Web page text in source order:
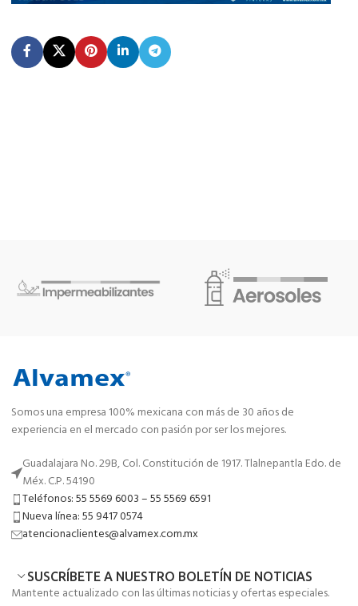
Somos una empresa 100% mexicana con más de 30 años de
experiencia en el mercado con pasión por ser los mejores.
Guadalajara No. 29B, Col. Constitución de 1917. Tlalnepantla Edo. de
Méx. C.P. 54190
Teléfonos: 55 5569 6003 – 55 5569 6591
Nueva línea: 55 9417 0574
atencionaclientes@alvamex.com.mx
SUSCRÍBETE A NUESTRO BOLETÍN DE NOTICIAS
Mantente actualizado con las últimas noticias y ofertas especiales.